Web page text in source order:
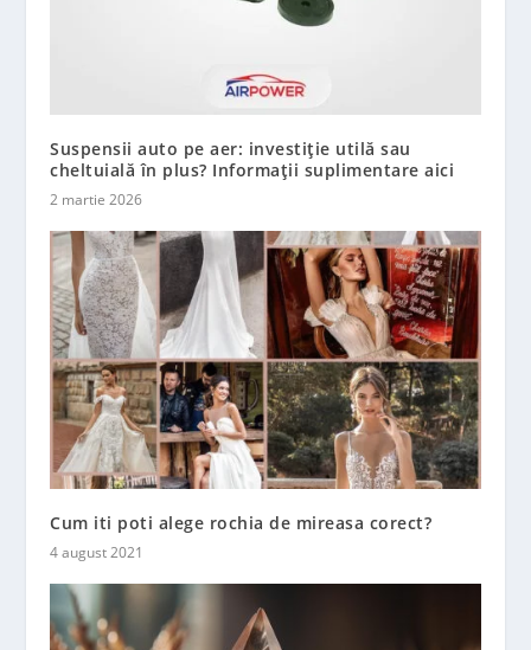
Suspensii auto pe aer: investiție utilă sau
cheltuială în plus? Informații suplimentare aici
2 martie 2026
Cum iti poti alege rochia de mireasa corect?
4 august 2021